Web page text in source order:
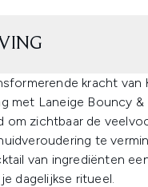
kracht van
met Laneige Bouncy &
om zichtbaar de
te
van ingrediënten
dagelijkse ritueel.